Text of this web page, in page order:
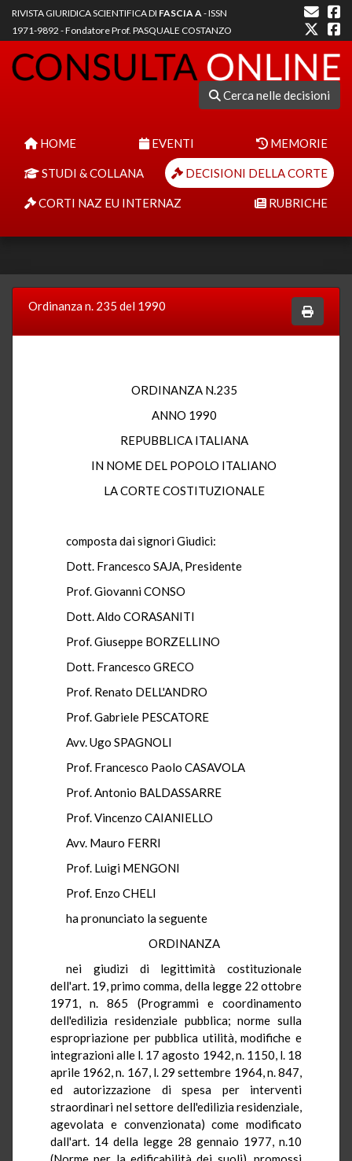
RIVISTA GIURIDICA SCIENTIFICA DI FASCIA A- ISSN
1971-9892 - Fondatore Prof. PASQUALE COSTANZO
Cerca nelle decisioni
HOME EVENTI MEMORIE
STUDI & COLLANA DECISIONI DELLA CORTE
CORTI NAZ EU INTERNAZ RUBRICHE
Ordinanza n. 235 del 1990
ORDINANZA N.235
ANNO 1990
REPUBBLICA ITALIANA
IN NOME DEL POPOLO ITALIANO
LA CORTE COSTITUZIONALE
composta dai signori Giudici:
Dott. Francesco SAJA, Presidente
Prof. Giovanni CONSO
Dott. Aldo CORASANITI
Prof. Giuseppe BORZELLINO
Dott. Francesco GRECO
Prof. Renato DELL'ANDRO
Prof. Gabriele PESCATORE
Avv. Ugo SPAGNOLI
Prof. Francesco Paolo CASAVOLA
Prof. Antonio BALDASSARRE
Prof. Vincenzo CAIANIELLO
Avv. Mauro FERRI
Prof. Luigi MENGONI
Prof. Enzo CHELI
ha pronunciato la seguente
ORDINANZA
nei giudizi di legittimità costituzionale
dell'art. 19, primo comma, della legge 22 ottobre
1971, n. 865 (Programmi e coordinamento
dell'edilizia residenziale pubblica; norme sulla
espropriazione per pubblica utilità, modifiche e
integrazioni alle l. 17 agosto 1942, n. 1150, l. 18
aprile 1962, n. 167, l. 29 settembre 1964, n. 847,
ed autorizzazione di spesa per interventi
straordinari nel settore dell'edilizia residenziale,
agevolata e convenzionata) come modificato
dall'art. 14 della legge 28 gennaio 1977, n.10